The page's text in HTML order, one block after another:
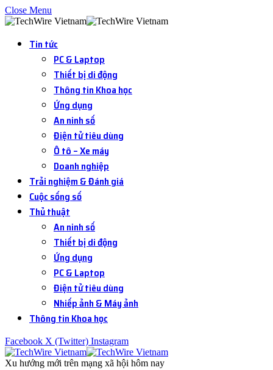
Close Menu
Tin tức
PC & Laptop
Thiết bị di động
Thông tin Khoa học
Ứng dụng
An ninh số
Điện tử tiêu dùng
Ô tô – Xe máy
Doanh nghiệp
Trải nghiệm & Đánh giá
Cuộc sống số
Thủ thuật
An ninh số
Thiết bị di động
Ứng dụng
PC & Laptop
Điện tử tiêu dùng
Nhiếp ảnh & Máy ảnh
Thông tin Khoa học
Facebook X (Twitter) Instagram
Xu hướng mới trên mạng xã hội hôm nay